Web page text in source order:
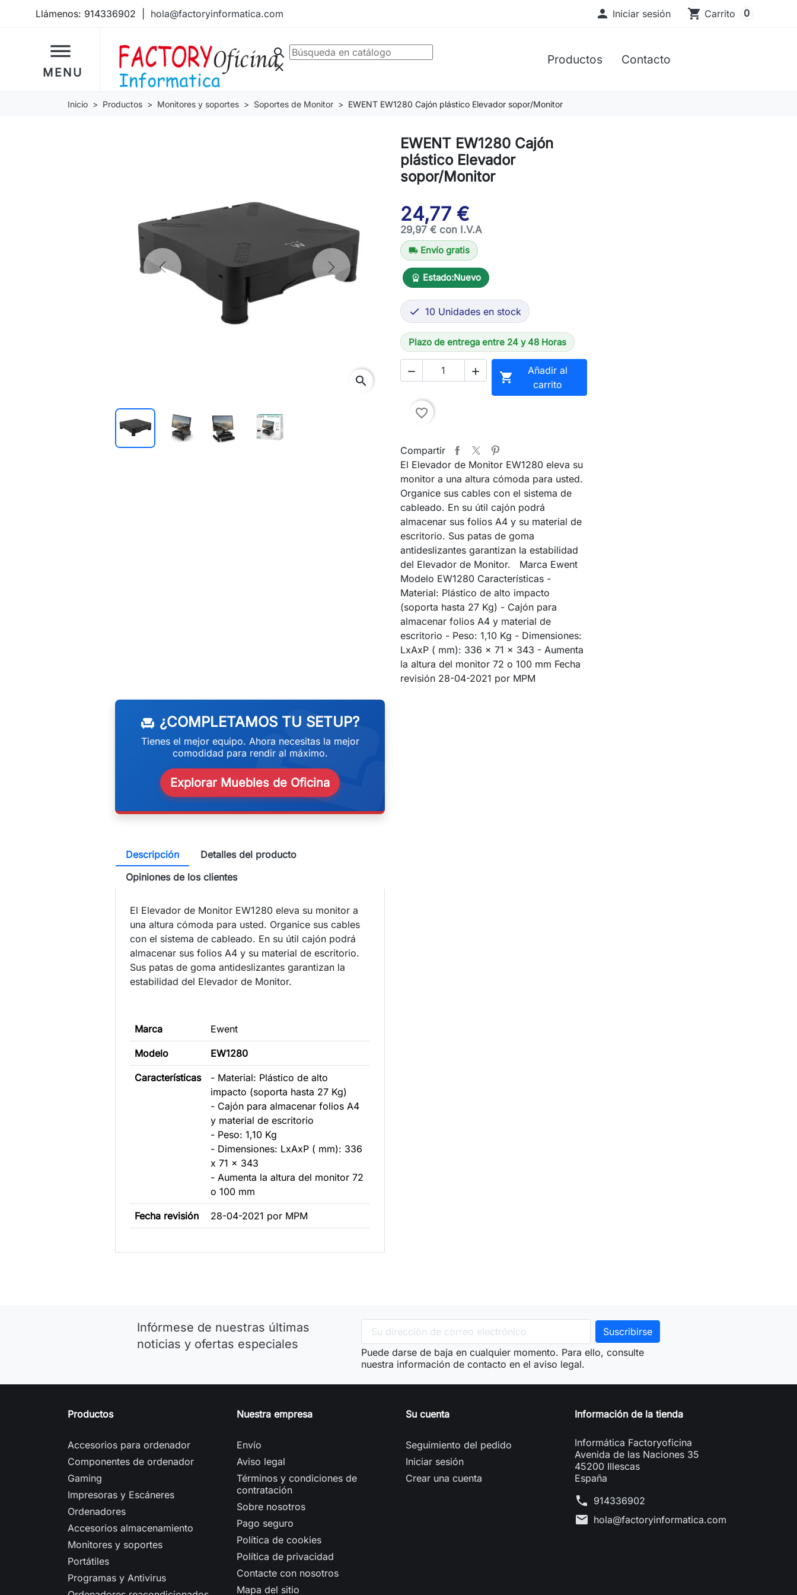
Llámenos: 914336902 hola@factoryinformatica.com  Iniciar sesión shopping_cart Carrito 0
dehaze
MENU
Productos Contacto
search
clear
Inicio Productos Monitores y soportes Soportes de Monitor EWENT EW1280 Cajón plástico Elevador sopor/Monitor
Previous Next
search
EWENT EW1280 Cajón
plástico Elevador
sopor/Monitor
24,77 €
29,97 € con I.V.A
local_shipping Envío gratis
workspace_premium Estado:Nuevo
 10 Unidades en stock
Plazo de entrega entre 24 y 48 Horas
  
Añadir al
carrito
favorite_border
Compartir
El Elevador de Monitor EW1280 eleva su
monitor a una altura cómoda para usted.
Organice sus cables con el sistema de
cableado. En su útil cajón podrá
almacenar sus folios A4 y su material de
escritorio. Sus patas de goma
antideslizantes garantizan la estabilidad
del Elevador de Monitor. Marca Ewent
Modelo EW1280 Características -
Material: Plástico de alto impacto
(soporta hasta 27 Kg) - Cajón para
almacenar folios A4 y material de
escritorio - Peso: 1,10 Kg - Dimensiones:
LxAxP ( mm): 336 x 71 x 343 - Aumenta
la altura del monitor 72 o 100 mm Fecha
revisión 28-04-2021 por MPM
weekend
chair ¿COMPLETAMOS TU SETUP?
Tienes el mejor equipo. Ahora necesitas la mejor
comodidad para rendir al máximo.
Explorar Muebles de Oficina
Descripción
Detalles del producto
Opiniones de los clientes
El Elevador de Monitor EW1280 eleva su monitor a
una altura cómoda para usted. Organice sus cables
con el sistema de cableado. En su útil cajón podrá
almacenar sus folios A4 y su material de escritorio.
Sus patas de goma antideslizantes garantizan la
estabilidad del Elevador de Monitor.
Marca Ewent
Modelo EW1280
Características
- Material: Plástico de alto
impacto (soporta hasta 27 Kg)
- Cajón para almacenar folios A4
y material de escritorio
- Peso: 1,10 Kg
- Dimensiones: LxAxP ( mm): 336
x 71 x 343
- Aumenta la altura del monitor 72
o 100 mm
Fecha revisión 28-04-2021 por MPM
Infórmese de nuestras últimas
noticias y ofertas especiales
Puede darse de baja en cualquier momento. Para ello, consulte
nuestra información de contacto en el aviso legal.
Productos
Accesorios para ordenador
Componentes de ordenador
Gaming
Impresoras y Escáneres
Ordenadores
Accesorios almacenamiento
Monitores y soportes
Portátiles
Programas y Antivirus
Nuestra empresa
Envío
Aviso legal
Términos y condiciones de
contratación
Sobre nosotros
Pago seguro
Política de cookies
Política de privacidad
Contacte con nosotros
Mapa del sitio
Su cuenta
Seguimiento del pedido
Iniciar sesión
Crear una cuenta
Información de la tienda
Informática Factoryoficina
Avenida de las Naciones 35
45200 Illescas
España
phone 914336902
mail hola@factoryinformatica.com